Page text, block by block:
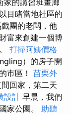
家的講習班畫廊
目睹當地社區的
團的老闆，他
富來創建一個博
打掃阿姨價格
）的房子開
市區！ 苗栗外
回家，第二天
設計 早晨，我們
家公園。 助聽